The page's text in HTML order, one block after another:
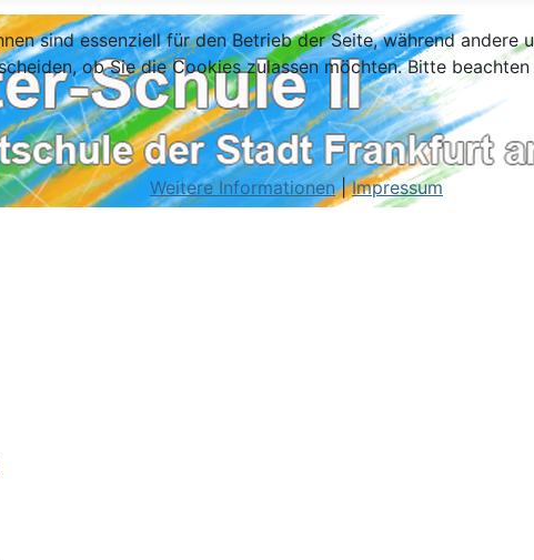
sind essenziell für den Betrieb der Seite, während andere
ob Sie die Cookies zulassen möchten. Bitte
Weitere Informationen|Impressum